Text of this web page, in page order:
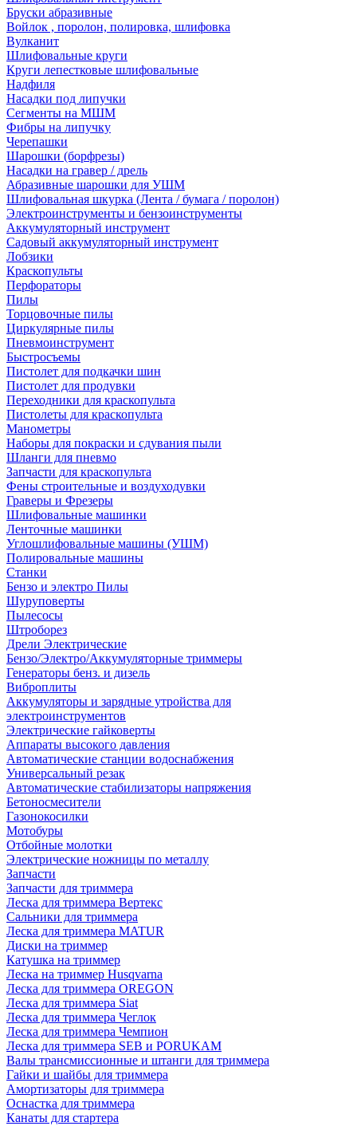
Бруски абразивные
Войлок , поролон, полировка, шлифовка
Вулканит
Шлифовальные круги
Круги лепестковые шлифовальные
Надфиля
Насадки под липучки
Сегменты на МШМ
Фибры на липучку
Черепашки
Шарошки (борфрезы)
Насадки на гравер / дрель
Абразивные шарошки для УШМ
Шлифовальная шкурка (Лента / бумага / поролон)
Электроинструменты и бензоинструменты
Аккумуляторный инструмент
Садовый аккумуляторный инструмент
Лобзики
Краскопульты
Перфораторы
Пилы
Торцовочные пилы
Циркулярные пилы
Пневмоинструмент
Быстросъемы
Пистолет для подкачки шин
Пистолет для продувки
Переходники для краскопульта
Пистолеты для краскопульта
Манометры
Наборы для покраски и сдувания пыли
Шланги для пневмо
Запчасти для краскопульта
Фены строительные и воздуходувки
Граверы и Фрезеры
Шлифовальные машинки
Ленточные машинки
Углошлифовальные машины (УШМ)
Полировальные машины
Станки
Бензо и электро Пилы
Шуруповерты
Пылесосы
Штроборез
Дрели Электрические
Бензо/Электро/Аккумуляторные триммеры
Генераторы бенз. и дизель
Виброплиты
Аккумуляторы и зарядные утройства для
электроинструментов
Электрические гайковерты
Аппараты высокого давления
Автоматические станции водоснабжения
Универсальный резак
Автоматические стабилизаторы напряжения
Бетоносмесители
Газонокосилки
Мотобуры
Отбойные молотки
Электрические ножницы по металлу
Запчасти
Запчасти для триммера
Леска для триммера Вертекс
Сальники для триммера
Леска для триммера MATUR
Диски на триммер
Катушка на триммер
Леска на триммер Husqvarna
Леска для триммера OREGON
Леска для триммера Siat
Леска для триммера Чеглок
Леска для триммера Чемпион
Леска для триммера SEB и PORUKAM
Валы трансмиссионные и штанги для триммера
Гайки и шайбы для триммера
Амортизаторы для триммера
Оснастка для триммера
Канаты для стартера